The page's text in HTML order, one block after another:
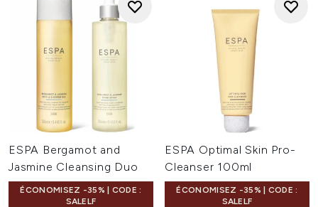
ESPA Bergamot and
Jasmine Cleansing Duo
ÉCONOMISEZ -35% | CODE :
SALELF
ESPA Optimal Skin Pro-
Cleanser 100ml
ÉCONOMISEZ -35% | CODE :
SALELF